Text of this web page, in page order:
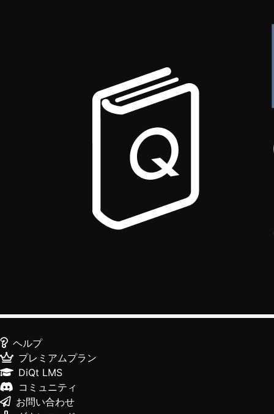
ヘルプ
プレミアムプラン
DiQt LMS
コミュニティ
お問い合わせ